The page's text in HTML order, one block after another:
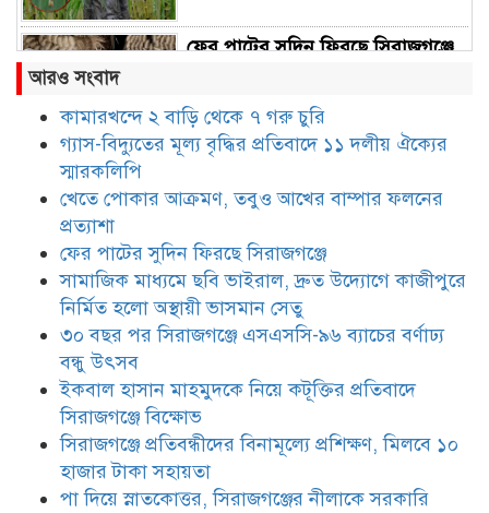
ফের পাটের সুদিন ফিরছে সিরাজগঞ্জে
সামাজিক মাধ্যমে ছবি ভাইরাল, দ্রুত
অস্থায়ী ভাসমান সেতু
৩০ বছর পর সিরাজগঞ্জে এসএসসি-৯৬
ব্যাচের বর্ণাঢ্য বন্ধু উৎসব
ইকবাল হাসান মাহমুদকে নিয়ে
সিরাজগঞ্জে প্রতিবন্ধীদের বিনামূল্যে
প্রশিক্ষণ, মিলবে ১০ হাজার টাকা
সহায়তা
আরও সংবাদ
কামারখন্দে ২ বাড়ি থেকে ৭ গরু চুরি
গ্যাস-বিদ্যুতের মূল্য বৃদ্ধির প্রতিবাদে ১১ দলীয় ঐক্যের
স্মারকলিপি
খেতে পোকার আক্রমণ, তবুও আখের বাম্পার ফলনের
প্রত্যাশা
ফের পাটের সুদিন ফিরছে সিরাজগঞ্জে
সামাজিক মাধ্যমে ছবি ভাইরাল, দ্রুত উদ্যোগে কাজীপুরে
নির্মিত হলো অস্থায়ী ভাসমান সেতু
৩০ বছর পর সিরাজগঞ্জে এসএসসি-৯৬ ব্যাচের বর্ণাঢ্য
বন্ধু উৎসব
ইকবাল হাসান মাহমুদকে নিয়ে কটূক্তির প্রতিবাদে
সিরাজগঞ্জে বিক্ষোভ
সিরাজগঞ্জে প্রতিবন্ধীদের বিনামূল্যে প্রশিক্ষণ, মিলবে ১০
হাজার টাকা সহায়তা
পা দিয়ে স্নাতকোত্তর, সিরাজগঞ্জের নীলাকে সরকারি